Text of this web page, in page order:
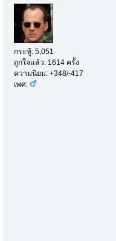
กระทู้: 5,051
ถูกใจแล้ว: 1614 ครั้ง
ความนิยม: +348/-417
เพศ: